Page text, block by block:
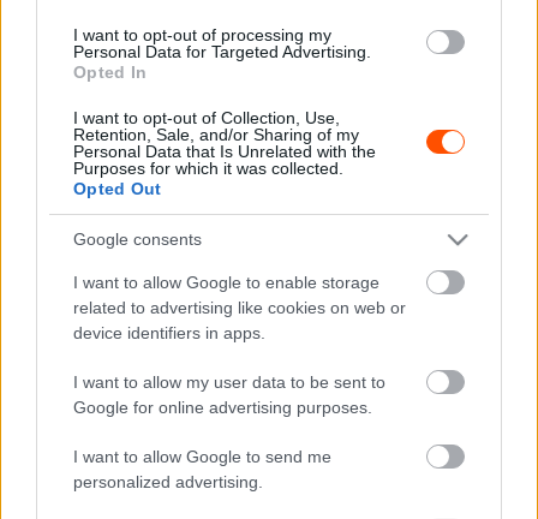
I want to opt-out of processing my
Personal Data for Targeted Advertising.
Opted In
I want to opt-out of Collection, Use,
Retention, Sale, and/or Sharing of my
Personal Data that Is Unrelated with the
Purposes for which it was collected.
Opted Out
Google consents
I want to allow Google to enable storage
related to advertising like cookies on web or
device identifiers in apps.
I want to allow my user data to be sent to
Google for online advertising purposes.
I want to allow Google to send me
personalized advertising.
A vlog különlegessége, hogy Geri találkozott a versenyen
Kacsándi Norbival, aki gyanútlan turista volt, és még
fényképezőgépet sem vitt magával, de persze Geri
azonnal a nyakába nyomott egyet, hogy Kacsi meg tudja
mutatni, nem felejtett el fotózni.
Ha igazi hard core fanok vagytok, akkor fel is
csatornájára, de Geri ígérete
szerint a Rallycafe.hu-n mindig elsők között nézhetitek
meg a legfrissebb vlogját.
Bútor Róbert Bútor Robi Horvát Rally